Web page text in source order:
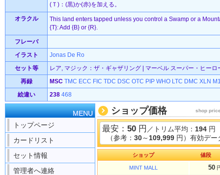
(Ｔ)：(黒)か(赤)を加える。
オラクル
This land enters tapped unless you control a Swamp or a
{T}: Add {B} or {R}.
フレーバ
イラスト
Jonas De Ro
セット等
レア, マジック：ザ・ギャザリング | マーベル スーパー・ヒー
再録
MSC TMC ECC FIC TDC DSC OTC PIP WHO LTC DMC XLN
絵違い
238 468
MENU
トップページ
カードリスト
セット情報
管理者へ連絡
ショップ価格 shop
最安： 50 円 ／トリム平均： 194 円
（参考： 30～ 109,999 円）有効デ
ショップ 値段
MINT MALL 50